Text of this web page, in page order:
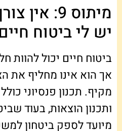
מיתוס 9:
יש לי ביטוח
ביטוח חיים יכול להוות
אך הוא אינו מחליף את
מקיף. תכנון פנסיוני
ותכנון הוצאות, בעוד
מיועד לספק ביטחון